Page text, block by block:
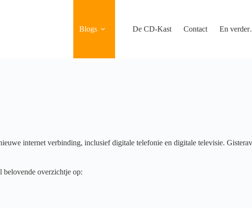
Blogs De CD-Kast Contact En
internet verbinding, inclusief digitale telefonie en digitale televisie.
belovende overzichtje op: